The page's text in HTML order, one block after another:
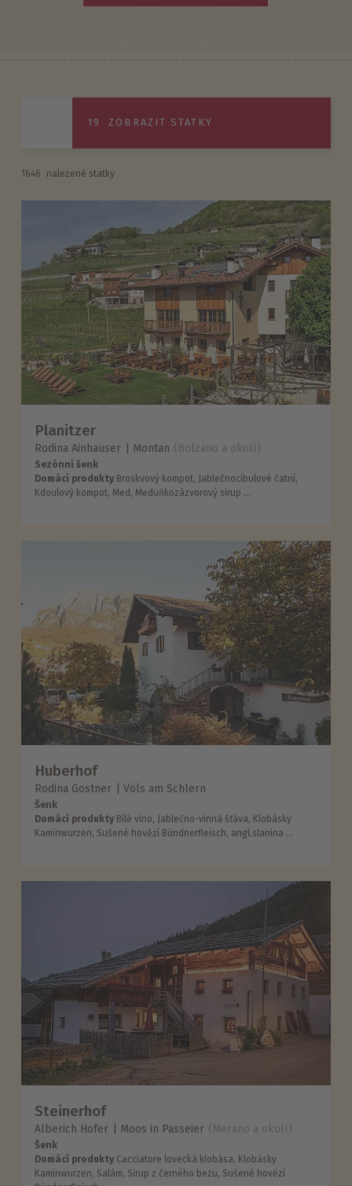
19 ZOBRAZIT STATKY
1646 nalezené statky
Planitzer
Rodina Ainhauser Montan (Bolzano a okolí)
Sezónní šenk
Domácí produkty Broskvový kompot, Jablečnocibulové čatní,
Kdoulový kompot, Med, Meduňkozázvorový sirup ...
Huberhof
Rodina Gostner Völs am Schlern
Šenk
Domácí produkty Bílé víno, Jablečno-vinná šťáva, Klobásky
Kaminwurzen, Sušené hovězí Bündnerfleisch, angl.slanina ...
Steinerhof
Alberich Hofer Moos in Passeier (Merano a okolí)
Šenk
Domácí produkty Cacciatore lovecká klobása, Klobásky
Kaminwurzen, Salám, Sirup z černého bezu, Sušené hovězí